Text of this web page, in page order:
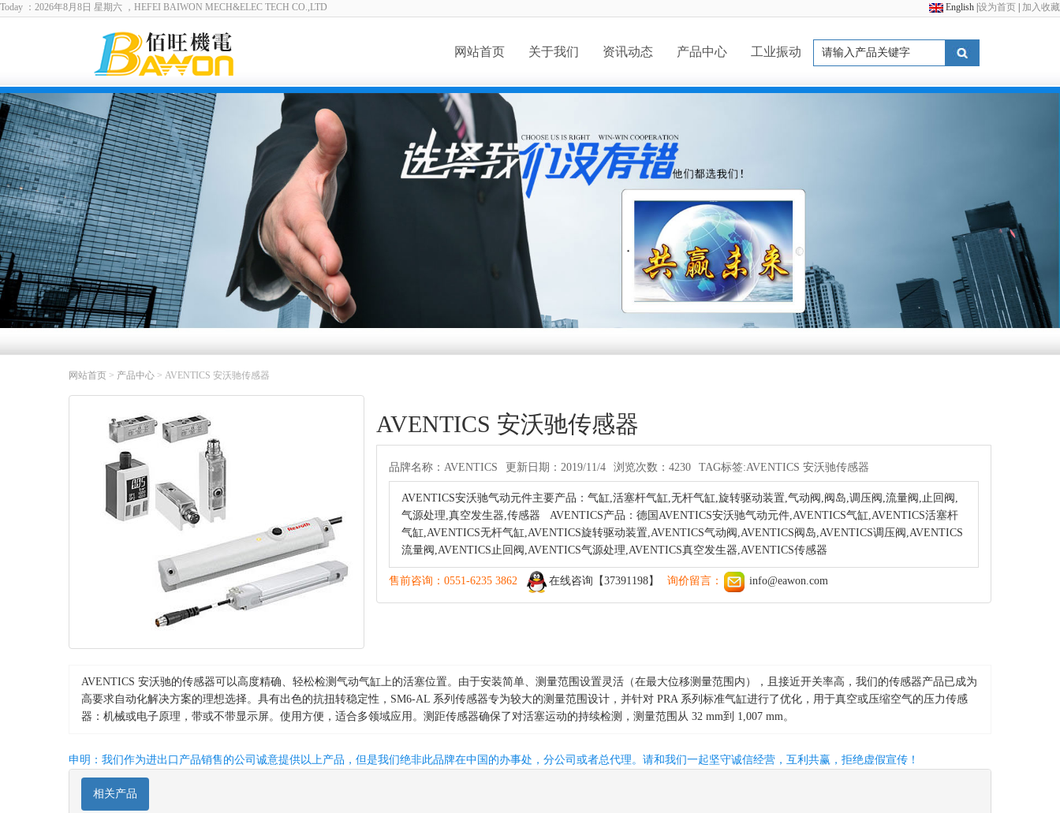
Today ：2026年8月8日 星期六 ，HEFEI BAIWON MECH&ELEC TECH CO.,LTD English 设为首页 加入收藏
网站首页 关于我们 资讯动态 产品中心 工业振动
网站首页 > 产品中心 > AVENTICS 安沃驰传感器
AVENTICS 安沃驰传感器
品牌名称：AVENTICS 更新日期：2019/11/4 浏览次数：4230 TAG标签:AVENTICS 安沃驰传感器
AVENTICS安沃驰气动元件主要产品：气缸,活塞杆气缸,无杆气缸,旋转驱动装置,气动阀,阀岛,调压阀,流量阀,止回阀,
气源处理,真空发生器,传感器 AVENTICS产品：德国AVENTICS安沃驰气动元件,AVENTICS气缸,AVENTICS活塞杆
气缸,AVENTICS无杆气缸,AVENTICS旋转驱动装置,AVENTICS气动阀,AVENTICS阀岛,AVENTICS调压阀,AVENTICS
流量阀,AVENTICS止回阀,AVENTICS气源处理,AVENTICS真空发生器,AVENTICS传感器
售前咨询：0551-6235 3862 在线咨询【37391198】 询价留言： info@eawon.com
AVENTICS 安沃驰的传感器可以高度精确、轻松检测气动气缸上的活塞位置。由于安装简单、测量范围设置灵活（在最大位移测量范围内），且接近开关率高，我们的传感器产品已成为
高要求自动化解决方案的理想选择。具有出色的抗扭转稳定性，SM6-AL 系列传感器专为较大的测量范围设计，并针对 PRA 系列标准气缸进行了优化，用于真空或压缩空气的压力传感
器：机械或电子原理，带或不带显示屏。使用方便，适合多领域应用。测距传感器确保了对活塞运动的持续检测，测量范围从 32 mm到 1,007 mm。
申明：我们作为进出口产品销售的公司诚意提供以上产品，但是我们绝非此品牌在中国的办事处，分公司或者总代理。请和我们一起坚守诚信经营，互利共赢，拒绝虚假宣传！
相关产品